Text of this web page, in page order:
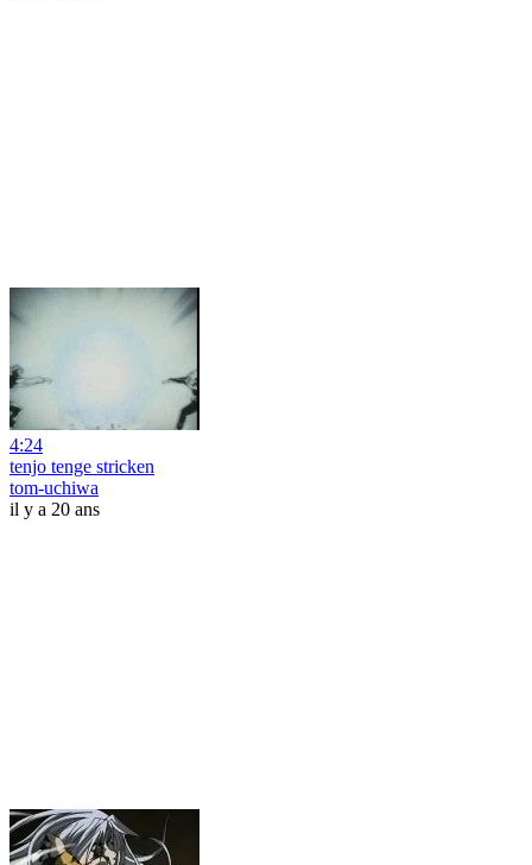
4:24
tenjo tenge stricken
tom-uchiwa
il y a 20 ans